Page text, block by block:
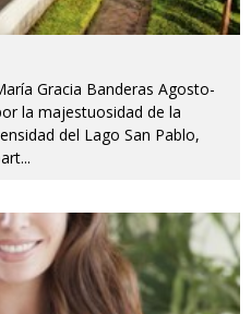
Gracia Banderas Agosto-
la majestuosidad de la
del Lago San Pablo,
...